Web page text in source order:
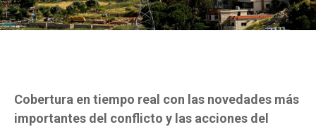
Cobertura en tiempo real con las novedades más
importantes del conflicto y las acciones del